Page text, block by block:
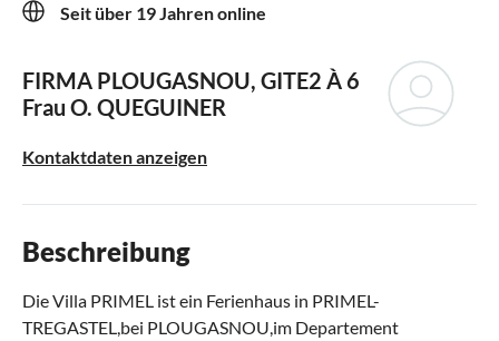
Seit über 19 Jahren online
FIRMA PLOUGASNOU, GITE2 À 6
Frau O. QUEGUINER
Kontaktdaten anzeigen
Beschreibung
Die Villa PRIMEL ist ein Ferienhaus in PRIMEL-
TREGASTEL,bei PLOUGASNOU,im Departement